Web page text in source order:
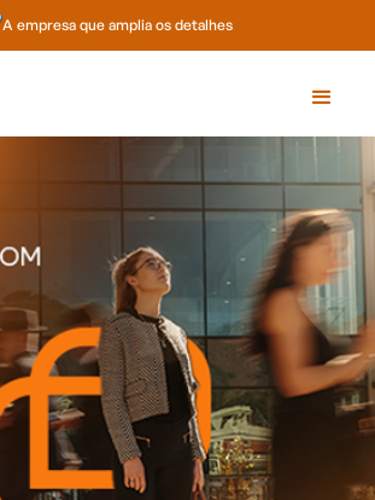
A empresa que amplia os detalhes